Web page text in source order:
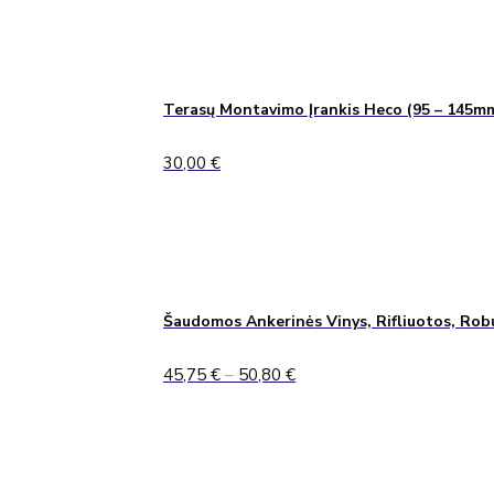
Terasų Montavimo Įrankis Heco (95 –
30,00 €
Šaudomos Ankerinės Vinys, Rifliuotos,
45,75 € – 50,80 €Price